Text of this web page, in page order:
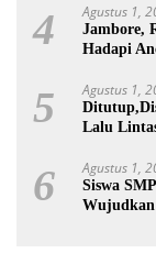
4 Agustus 1,
Jambore,
Hadapi
5 Agustus 1,
Lalu
6 Agustus 1,
Siswa
Wujudkan